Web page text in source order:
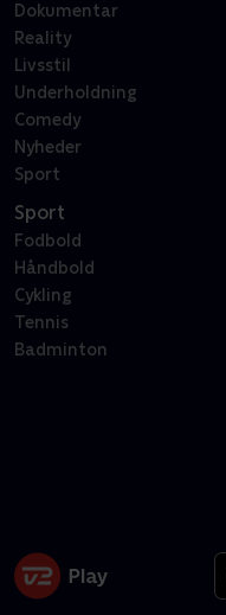
Dokumentar
Reality
Livsstil
Underholdning
Comedy
Nyheder
Sport
Sport
Fodbold
Håndbold
Cykling
Tennis
Badminton